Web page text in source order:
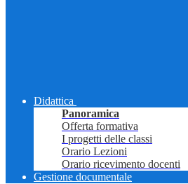
Didattica
Panoramica
Offerta formativa
I progetti delle classi
Orario Lezioni
Orario ricevimento docenti
Gestione documentale